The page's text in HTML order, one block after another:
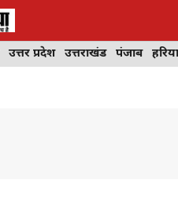
उत्तर प्रदेश उत्तराखंड पंजाब